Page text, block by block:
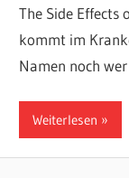
The Side Effects
kommt im
Namen noch wer
Weiterlesen